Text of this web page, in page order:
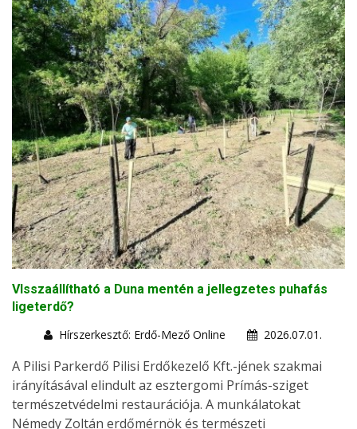
VIsszaállítható a Duna mentén a jellegzetes puhafás
ligeterdő?
Hírszerkesztő: Erdő-Mező Online
2026.07.01.
A Pilisi Parkerdő Pilisi Erdőkezelő Kft.-jének szakmai
irányításával elindult az esztergomi Prímás-sziget
természetvédelmi restaurációja. A munkálatokat
Némedy Zoltán erdőmérnök és természeti